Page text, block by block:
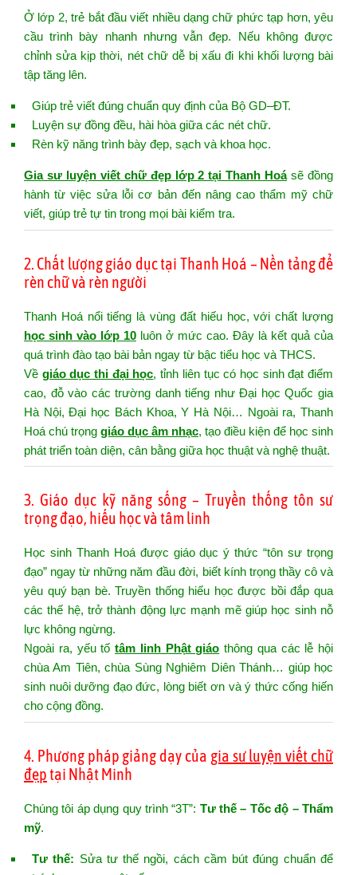
Ở lớp 2, trẻ bắt đầu viết nhiều dạng chữ phức tạp hơn, yêu
cầu trình bày nhanh nhưng vẫn đẹp. Nếu không được
chỉnh sửa kịp thời, nét chữ dễ bị xấu đi khi khối lượng bài
tập tăng lên.
Giúp trẻ viết đúng chuẩn quy định của Bộ GD–ĐT.
Luyện sự đồng đều, hài hòa giữa các nét chữ.
Rèn kỹ năng trình bày đẹp, sạch và khoa học.
Gia sư luyện viết chữ đẹp lớp 2 tại Thanh Hoásẽ đồng
hành từ việc sửa lỗi cơ bản đến nâng cao thẩm mỹ chữ
viết, giúp trẻ tự tin trong mọi bài kiểm tra.
2. Chất lượng giáo dục tại Thanh Hoá – Nền tảng để
rèn chữ và rèn người
Thanh Hoá nổi tiếng là vùng đất hiếu học, với chất lượng
học sinh vào lớp 10 luôn ở mức cao. Đây là kết quả của
quá trình đào tạo bài bản ngay từ bậc tiểu học và THCS.
Về giáo dục thi đại học, tỉnh liên tục có học sinh đạt điểm
cao, đỗ vào các trường danh tiếng như Đại học Quốc gia
Hà Nội, Đại học Bách Khoa, Y Hà Nội… Ngoài ra, Thanh
Hoá chú trọng giáo dục âm nhạc, tạo điều kiện để học sinh
phát triển toàn diện, cân bằng giữa học thuật và nghệ thuật.
3. Giáo dục kỹ năng sống – Truyền thống tôn sư
trọng đạo, hiếu học và tâm linh
Học sinh Thanh Hoá được giáo dục ý thức “tôn sư trọng
đạo” ngay từ những năm đầu đời, biết kính trọng thầy cô và
yêu quý bạn bè. Truyền thống hiếu học được bồi đắp qua
các thế hệ, trở thành động lực mạnh mẽ giúp học sinh nỗ
lực không ngừng.
Ngoài ra, yếu tố tâm linh Phật giáo thông qua các lễ hội
chùa Am Tiên, chùa Sùng Nghiêm Diên Thánh… giúp học
sinh nuôi dưỡng đạo đức, lòng biết ơn và ý thức cống hiến
cho cộng đồng.
4. Phương pháp giảng dạy của gia sư luyện viết chữ
đẹptại Nhật Minh
Chúng tôi áp dụng quy trình “3T”: Tư thế – Tốc độ – Thẩm
mỹ.
Tư thế: Sửa tư thế ngồi, cách cầm bút đúng chuẩn để